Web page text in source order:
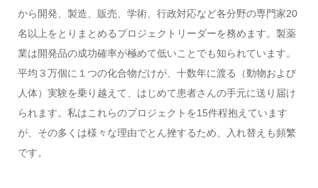
から開発、製造、販売、学術、行政対応など各分野の専門家20
名以上をとりまとめるプロジェクトリーダーを務めます。製薬
業は開発品の成功確率が極めて低いことでも知られています。
平均３万個に１つの化合物だけが、十数年に渡る（動物および
人体）実験を乗り越えて、はじめて患者さんの手元に送り届け
られます。私はこれらのプロジェクトを15件程抱えています
が、その多くは様々な理由でとん挫するため、入れ替えも頻繁
です。